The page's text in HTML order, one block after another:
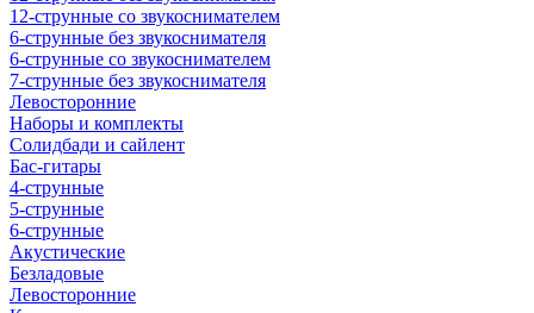
12-струнные со звукоснимателем
6-струнные без звукоснимателя
6-струнные со звукоснимателем
7-струнные без звукоснимателя
Левосторонние
Наборы и комплекты
Солидбади и сайлент
Бас-гитары
4-струнные
5-струнные
6-струнные
Акустические
Безладовые
Левосторонние